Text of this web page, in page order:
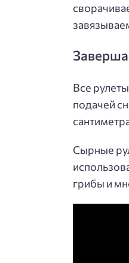
Все
подачей
Сырные
грибы и